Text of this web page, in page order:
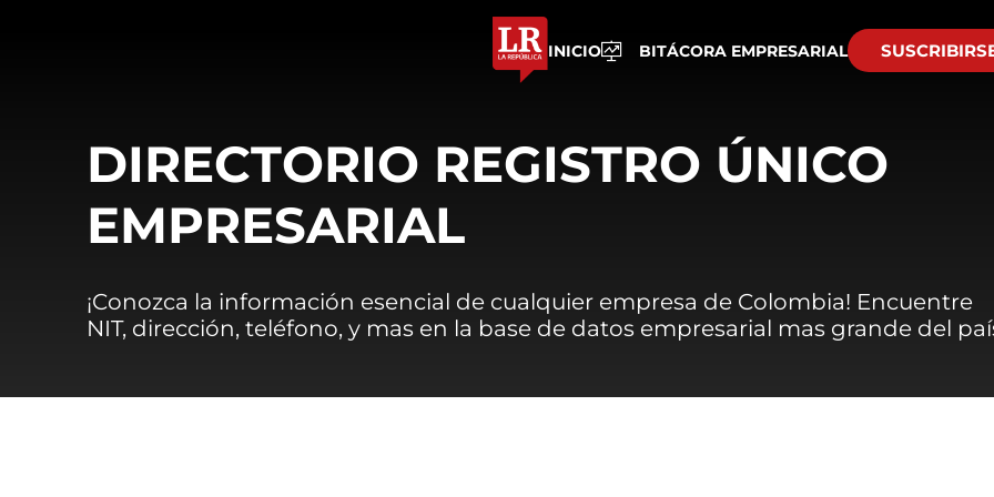
INICIO BITÁCORA EMPRESARIAL
DIRECTORIO REGISTRO ÚNICO
EMPRESARIAL
¡Conozca la información esencial de cualquier empresa de Colombia! Encuentre
NIT, dirección, teléfono, y mas en la base de datos empresarial mas grande del